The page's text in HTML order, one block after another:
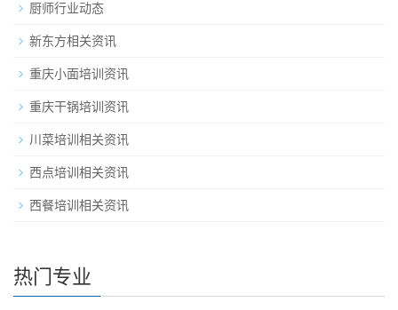
厨师行业动态
新东方相关资讯
重庆小面培训资讯
重庆干锅培训资讯
川菜培训相关资讯
西点培训相关资讯
西餐培训相关资讯
热门专业